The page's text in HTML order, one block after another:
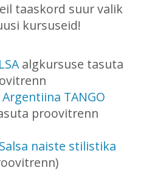
taaskord suur valik
kursuseid!
algkursuse tasuta
Argentiina TANGO
proovitrenn
Salsa naiste stilistika